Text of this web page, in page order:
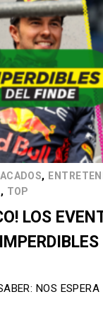
,
, TOP
LOS
NOS ESPERA